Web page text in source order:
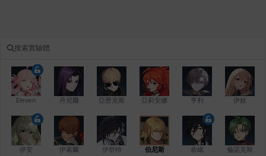
Eleven 丹尼爾 亞歷克斯 亞莉安娜 亨利 伊娃
伊安 伊索爾 伊舒特 伯尼斯 俞岷 倫諾克斯